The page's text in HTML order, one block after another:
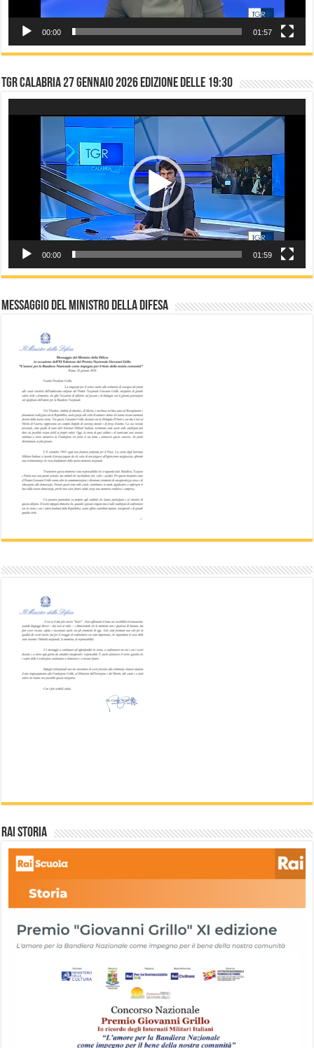
00:00 01:57
TGR CALABRIA 27 gennaio 2026 edizione delle 19:30
Player
00:00 01:59
Messaggio del Ministro della difesa
Rai storia